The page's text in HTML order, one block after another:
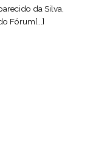
da Silva,
Fórum[...]